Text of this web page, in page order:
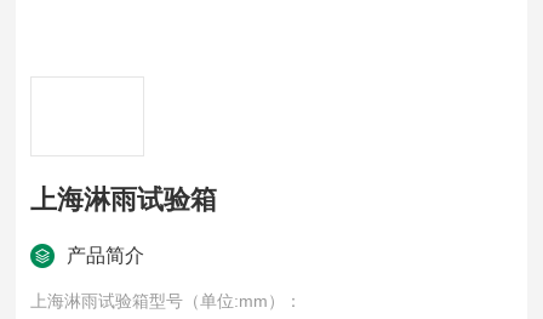
上海淋雨试验箱
产品简介
上海淋雨试验箱型号（单位:mm）：